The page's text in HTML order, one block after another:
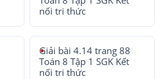
nối tri thức
Giải bài 4.14 trang 88
Toán 8 Tập 1 SGK Kết
nối tri thức